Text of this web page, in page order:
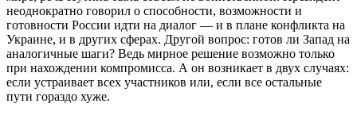
неоднократно говорил о способности, возможности и
готовности России идти на диалог — и в плане конфликта на
Украине, и в других сферах. Другой вопрос: готов ли Запад на
аналогичные шаги? Ведь мирное решение возможно только
при нахождении компромисса. А он возникает в двух случаях:
если устраивает всех участников или, если все остальные
пути гораздо хуже.